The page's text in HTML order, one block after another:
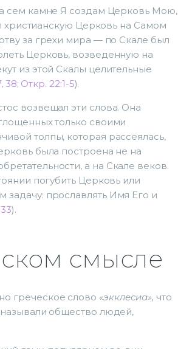
сем камне Я создам Церковь Мою,
христианскую Церковь на Самом
за грехи мира — по Скале был
Церковь, возведенную на
из этой Скалы целительные
38; Откр. 22:1-5).
возвещал эти слова. Она
только своими
толпы, которая рассеялась,
была построена не на
а на Скале веков.
погубить Церковь или
прославлять Имя Его и
).
смысле
греческое слово «экклесиа», что
общество людей,